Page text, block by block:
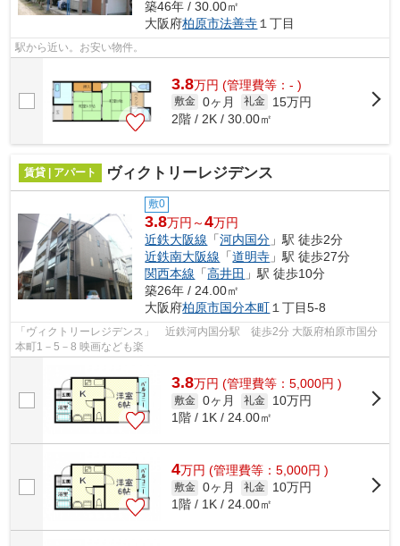
築46年 / 30.00㎡
大阪府柏原市法善寺 １丁目
駅から近い。お安い物件。
3.8万円 (管理費等：- )
敷金 0ヶ月 礼金
15万円
2階 / 2K / 30.00㎡
賃貸 | アパート ヴィクトリーレジデンス
敷0
3.8万円～4万円
近鉄大阪線 「河内国分 」駅 徒歩2分
近鉄南大阪線 「道明寺 」駅 徒歩27分
関西本線 「高井田 」駅 徒歩10分
築26年 / 24.00㎡
大阪府柏原市国分本町 １丁目5-8
「ヴィクトリーレジデンス」 近鉄河内国分駅 徒歩2分 大阪府柏原市国分
本町1－5－8 映画なども楽
3.8万円 (管理費等：5,000円 )
敷金 0ヶ月 礼金
10万円
1階 / 1K / 24.00㎡
4万円 (管理費等：5,000円 )
敷金 0ヶ月 礼金
10万円
1階 / 1K / 24.00㎡